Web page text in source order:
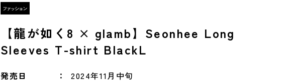
【龍が如く8 × glamb】Seonhee Long
Sleeves T-shirt BlackL
発売日 2024年11月中旬